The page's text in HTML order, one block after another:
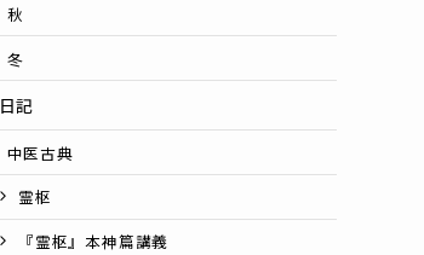
秋
冬
日記
中医古典
霊枢
『霊枢』本神篇講義